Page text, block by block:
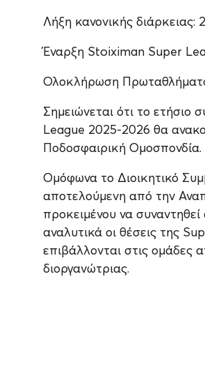
Λήξη κανονικής διάρκειας:
Έναρξη Stoiximan Super
Ολοκλήρωση
Σημειώνεται ότι το
League 2025-2026 θα
Ποδοσφαιρική Ομοσπονδία.
Ομόφωνα το Διοικητικό
αποτελούμενη από την
προκειμένου να
αναλυτικά οι θέσεις της
επιβάλλονται στις ομάδες
διοργανώτριας.